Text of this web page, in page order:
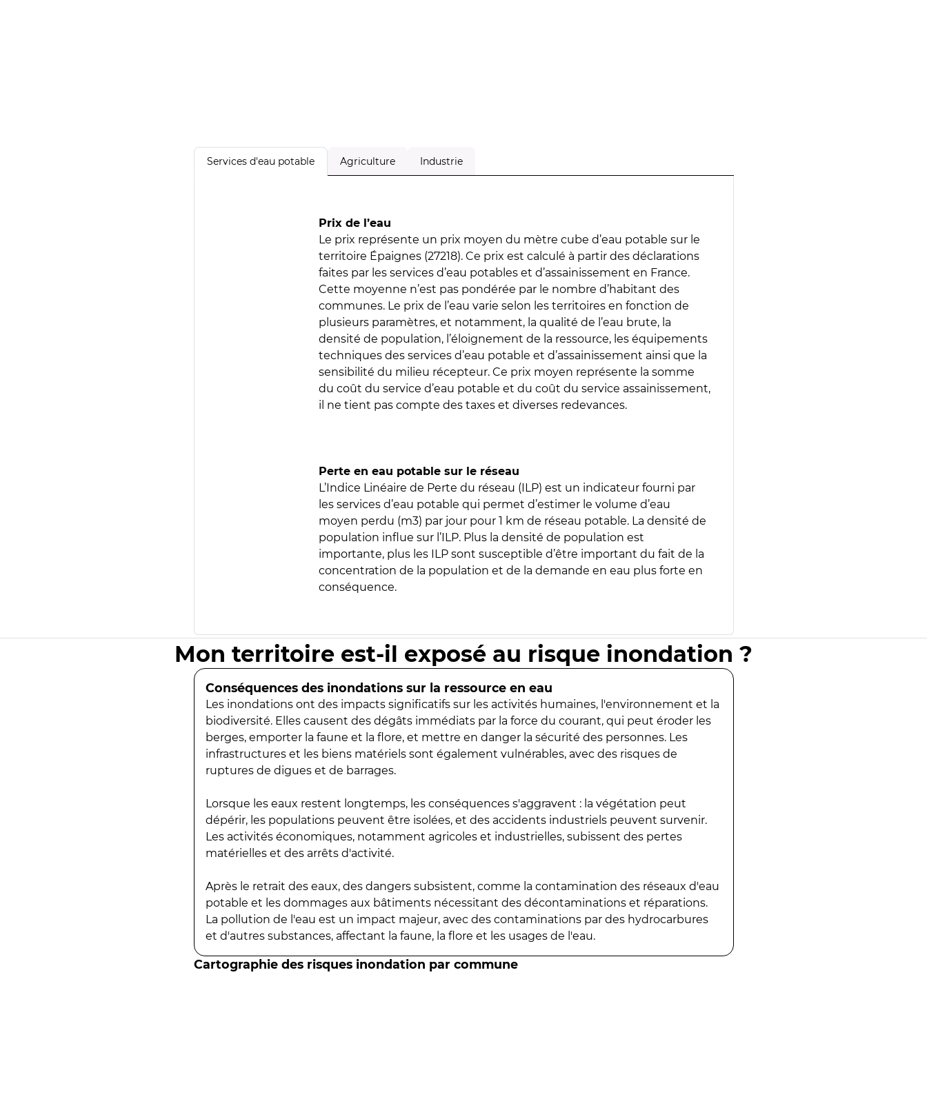
Services d'eau potable Agriculture Industrie
Prix de l’eau
Le prix représente un prix moyen du mètre cube d’eau potable sur le
territoire Épaignes (27218). Ce prix est calculé à partir des déclarations
faites par les services d’eau potables et d’assainissement en France.
Cette moyenne n’est pas pondérée par le nombre d’habitant des
communes. Le prix de l’eau varie selon les territoires en fonction de
plusieurs paramètres, et notamment, la qualité de l’eau brute, la
densité de population, l’éloignement de la ressource, les équipements
techniques des services d’eau potable et d’assainissement ainsi que la
sensibilité du milieu récepteur. Ce prix moyen représente la somme
du coût du service d’eau potable et du coût du service assainissement,
il ne tient pas compte des taxes et diverses redevances.
Perte en eau potable sur le réseau
L’Indice Linéaire de Perte du réseau (ILP) est un indicateur fourni par
les services d’eau potable qui permet d’estimer le volume d’eau
moyen perdu (m3) par jour pour 1 km de réseau potable. La densité de
population influe sur l’ILP. Plus la densité de population est
importante, plus les ILP sont susceptible d’être important du fait de la
concentration de la population et de la demande en eau plus forte en
conséquence.
Mon territoire est-il exposé au risque inondation ?
Conséquences des inondations sur la ressource en eau
Les inondations ont des impacts significatifs sur les activités humaines, l'environnement et la
biodiversité. Elles causent des dégâts immédiats par la force du courant, qui peut éroder les
berges, emporter la faune et la flore, et mettre en danger la sécurité des personnes. Les
infrastructures et les biens matériels sont également vulnérables, avec des risques de
ruptures de digues et de barrages.
Lorsque les eaux restent longtemps, les conséquences s'aggravent : la végétation peut
dépérir, les populations peuvent être isolées, et des accidents industriels peuvent survenir.
Les activités économiques, notamment agricoles et industrielles, subissent des pertes
matérielles et des arrêts d'activité.
Après le retrait des eaux, des dangers subsistent, comme la contamination des réseaux d'eau
potable et les dommages aux bâtiments nécessitant des décontaminations et réparations.
La pollution de l'eau est un impact majeur, avec des contaminations par des hydrocarbures
et d'autres substances, affectant la faune, la flore et les usages de l'eau.
Cartographie des risques inondation par commune